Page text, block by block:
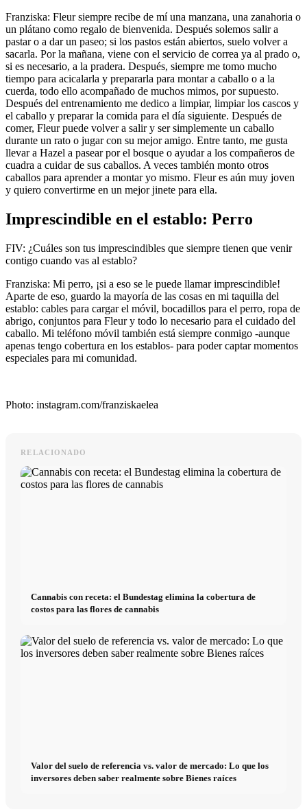
Franziska: Fleur siempre recibe de mí una manzana, una zanahoria o
un plátano como regalo de bienvenida. Después solemos salir a
pastar o a dar un paseo; si los pastos están abiertos, suelo volver a
sacarla. Por la mañana, viene con el servicio de correa ya al prado o,
si es necesario, a la pradera. Después, siempre me tomo mucho
tiempo para acicalarla y prepararla para montar a caballo o a la
cuerda, todo ello acompañado de muchos mimos, por supuesto.
Después del entrenamiento me dedico a limpiar, limpiar los cascos y
el caballo y preparar la comida para el día siguiente. Después de
comer, Fleur puede volver a salir y ser simplemente un caballo
durante un rato o jugar con su mejor amigo. Entre tanto, me gusta
llevar a Hazel a pasear por el bosque o ayudar a los compañeros de
cuadra a cuidar de sus caballos. A veces también monto otros
caballos para aprender a montar yo mismo. Fleur es aún muy joven
y quiero convertirme en un mejor jinete para ella.
Imprescindible en el establo: Perro
FIV: ¿Cuáles son tus imprescindibles que siempre tienen que venir
contigo cuando vas al establo?
Franziska: Mi perro, ¡si a eso se le puede llamar imprescindible!
Aparte de eso, guardo la mayoría de las cosas en mi taquilla del
establo: cables para cargar el móvil, bocadillos para el perro, ropa de
abrigo, conjuntos para Fleur y todo lo necesario para el cuidado del
caballo. Mi teléfono móvil también está siempre conmigo -aunque
apenas tengo cobertura en los establos- para poder captar momentos
especiales para mi comunidad.
Photo: instagram.com/franziskaelea
RELACIONADO
Cannabis con receta: el Bundestag elimina la cobertura de
costos para las flores de cannabis
Valor del suelo de referencia vs. valor de mercado: Lo que los
inversores deben saber realmente sobre Bienes raíces